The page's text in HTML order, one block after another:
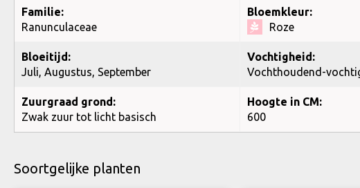
Familie:
Ranunculaceae
Bloemkleur:
Roze
Bloeitijd:
Juli, Augustus, September
Vochtigheid:
Vochthoudend-
Zuurgraad grond:
Zwak zuur tot licht basisch
Hoogte in CM:
600
Soortgelijke planten